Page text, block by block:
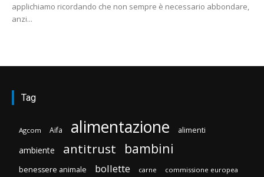
applichiamo ricordando che non sempre è necessario abbondare,
anzi...
Tag
Agcom Aifa alimentazione alimenti
ambiente antitrust bambini
benessere animale bollette carne commissione europea